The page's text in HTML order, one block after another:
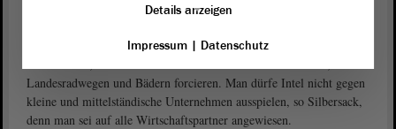
Landesregierungaber darauf achten, die
weiter ansteigen zu lassen. Das Land brauche eine attraktive
Landesradwegen und Bädern forcieren. Man dürfe Intel nicht gegen
kleine und mittelständische Unternehmen ausspielen, so Silbersack,
denn man sei auf alle Wirtschaftspartner angewiesen.
Details anzeigen
Impressum| Datenschutz